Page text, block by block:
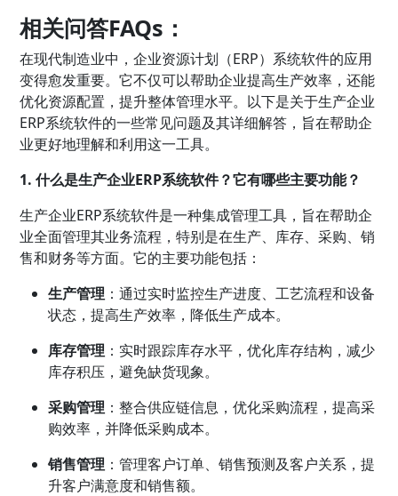
相关问答FAQs：
在现代制造业中，企业资源计划（ERP）系统软件的应用
变得愈发重要。它不仅可以帮助企业提高生产效率，还能
优化资源配置，提升整体管理水平。以下是关于生产企业
ERP系统软件的一些常见问题及其详细解答，旨在帮助企
业更好地理解和利用这一工具。
1. 什么是生产企业ERP系统软件？它有哪些主要功能？
生产企业ERP系统软件是一种集成管理工具，旨在帮助企
业全面管理其业务流程，特别是在生产、库存、采购、销
售和财务等方面。它的主要功能包括：
生产管理 ：通过实时监控生产进度、工艺流程和设备
状态，提高生产效率，降低生产成本。
库存管理 ：实时跟踪库存水平，优化库存结构，减少
库存积压，避免缺货现象。
采购管理 ：整合供应链信息，优化采购流程，提高采
购效率，并降低采购成本。
销售管理 ：管理客户订单、销售预测及客户关系，提
升客户满意度和销售额。